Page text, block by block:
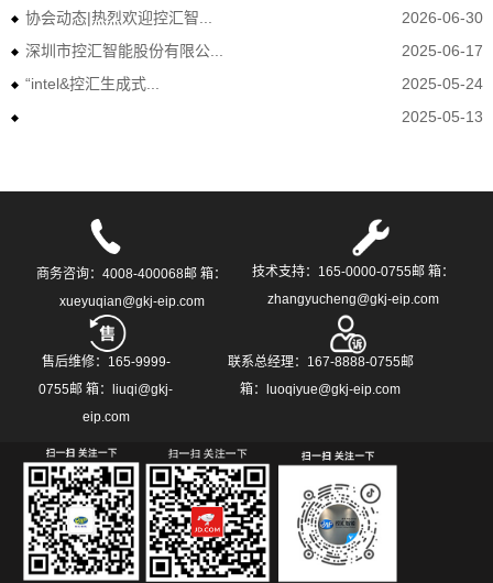
协会动态|热烈欢迎控汇智...
2026-06-30
深圳市控汇智能股份有限公...
2025-06-17
“intel&控汇生成式...
2025-05-24
2025-05-13
商务咨询：4008-400068邮 箱：
xueyuqian@gkj-eip.com
技术支持：165-0000-0755邮 箱：
zhangyucheng@gkj-eip.com
售后维修：165-9999-
0755邮 箱：liuqi@gkj-
eip.com
联系总经理：167-8888-0755邮
箱：luoqiyue@gkj-eip.com